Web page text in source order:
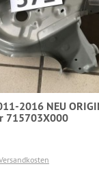
2016 NEU
715703X000